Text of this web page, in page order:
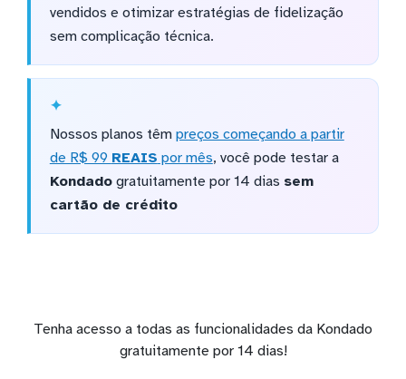
vendidos e otimizar estratégias de fidelização
sem complicação técnica.
Nossos planos têm preços começando a partir
de R$ 99 REAIS por mês, você pode testar a
Kondadogratuitamente por 14 dias sem
cartão de crédito
Tenha acesso a todas as funcionalidades da Kondado
gratuitamente por 14 dias!